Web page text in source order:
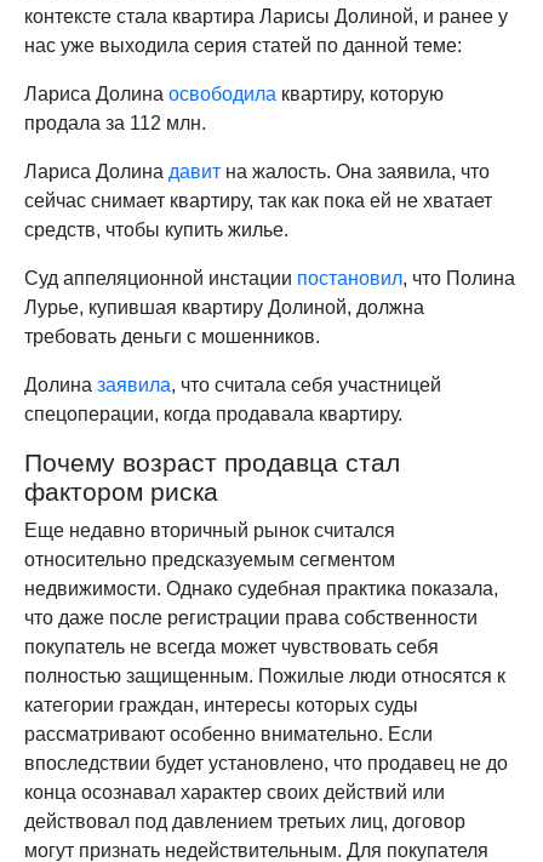
контексте стала квартира Ларисы Долиной, и ранее у
нас уже выходила серия статей по данной теме:
Лариса Долина освободила квартиру, которую
продала за 112 млн.
Лариса Долина давит на жалость. Она заявила, что
сейчас снимает квартиру, так как пока ей не хватает
средств, чтобы купить жилье.
Суд аппеляционной инстации постановил, что Полина
Лурье, купившая квартиру Долиной, должна
требовать деньги с мошенников.
Долина заявила, что считала себя участницей
спецоперации, когда продавала квартиру.
Почему возраст продавца стал
фактором риска
Еще недавно вторичный рынок считался
относительно предсказуемым сегментом
недвижимости. Однако судебная практика показала,
что даже после регистрации права собственности
покупатель не всегда может чувствовать себя
полностью защищенным. Пожилые люди относятся к
категории граждан, интересы которых суды
рассматривают особенно внимательно. Если
впоследствии будет установлено, что продавец не до
конца осознавал характер своих действий или
действовал под давлением третьих лиц, договор
могут признать недействительным. Для покупателя